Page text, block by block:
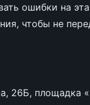
ошибки на
чтобы не
26Б, площадка